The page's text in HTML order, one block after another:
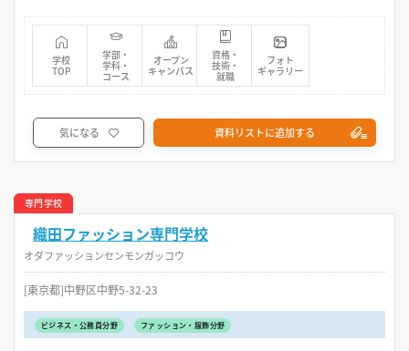
学校
TOP
学部・
学科・
コース
オープン
キャンパス
資格・
技術・
就職
フォト
ギャラリー
気になる 資料リストに追加する
専門学校
織田ファッション専門学校
オダファッションセンモンガッコウ
[東京都]中野区中野5-32-23
ビジネス・公務員分野 ファッション・服飾分野